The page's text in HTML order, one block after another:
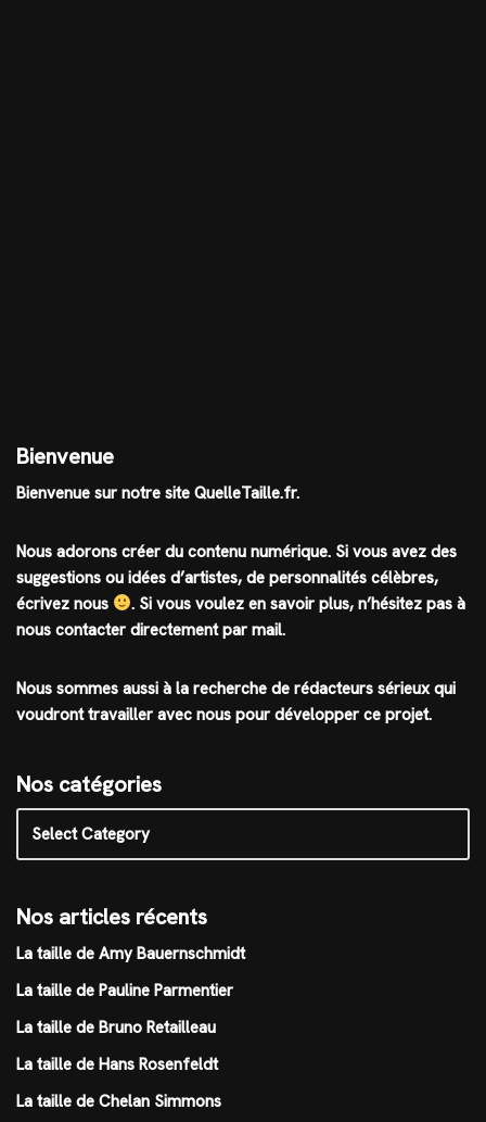
Bienvenue
Bienvenue sur notre site QuelleTaille.fr.
Nous adorons créer du contenu numérique. Si vous avez des
suggestions ou idées d’artistes, de personnalités célèbres,
écrivez nous
. Si vous voulez en savoir plus, n’hésitez pas à
nous contacter directement par mail.
Nous sommes aussi à la recherche de rédacteurs sérieux qui
voudront travailler avec nous pour développer ce projet.
Nos catégories
Nos articles récents
La taille de Amy Bauernschmidt
La taille de Pauline Parmentier
La taille de Bruno Retailleau
La taille de Hans Rosenfeldt
La taille de Chelan Simmons